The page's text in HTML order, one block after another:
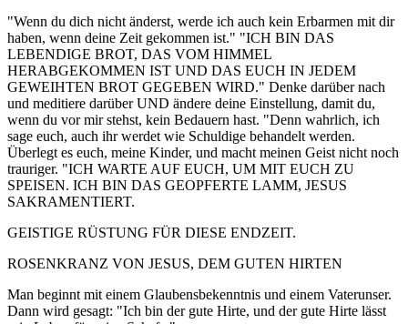
"Wenn du dich nicht änderst, werde ich auch kein Erbarmen mit dir
haben, wenn deine Zeit gekommen ist." "ICH BIN DAS
LEBENDIGE BROT, DAS VOM HIMMEL
HERABGEKOMMEN IST UND DAS EUCH IN JEDEM
GEWEIHTEN BROT GEGEBEN WIRD." Denke darüber nach
und meditiere darüber UND ändere deine Einstellung, damit du,
wenn du vor mir stehst, kein Bedauern hast. "Denn wahrlich, ich
sage euch, auch ihr werdet wie Schuldige behandelt werden.
Überlegt es euch, meine Kinder, und macht meinen Geist nicht noch
trauriger. "ICH WARTE AUF EUCH, UM MIT EUCH ZU
SPEISEN. ICH BIN DAS GEOPFERTE LAMM, JESUS
SAKRAMENTIERT.
GEISTIGE RÜSTUNG FÜR DIESE ENDZEIT.
ROSENKRANZ VON JESUS, DEM GUTEN HIRTEN
Man beginnt mit einem Glaubensbekenntnis und einem Vaterunser.
Dann wird gesagt: "Ich bin der gute Hirte, und der gute Hirte lässt